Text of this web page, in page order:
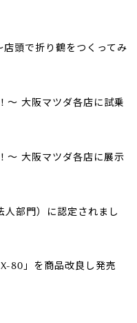
頭で折り鶴をつくってみ
～ 大阪マツダ各店に試乗
～ 大阪マツダ各店に展示
部門）に認定されまし
80」を商品改良し発売